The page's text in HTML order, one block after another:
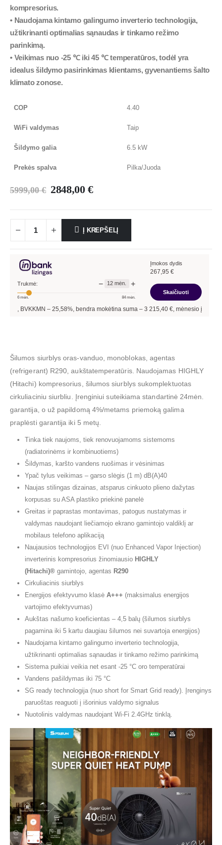
kompresorius.
• Naudojama kintamo galingumo inverterio technologija,
užtikrinanti optimalias sąnaudas ir tinkamo režimo
parinkimą.
• Veikimas nuo -25 ℃ iki 45 ℃ temperatūros, todėl yra
idealus šildymo pasirinkimas klientams, gyvenantiems šalto
klimato zonose.
COP 4.40
WiFi valdymas Taip
Šildymo galia 6.5 kW
Prekės spalva Pilka/Juoda
5999,00€ 2848,00 €
Į KREPŠELĮ
Trukmė: − 12 mėn. +
6 mėn. 84mėn.
Įmokos dydis
267,95 €
Skaičiuoti
25,58%, bendra mokėtina suma –3 215,40€, mėnesio įmoka –267,95€.
Šilumos siurblys oras-vanduo, monoblokas, agentas
(refrigerant) R290, aukštatemperatūris. Naudojamas HIGHLY
(Hitachi) kompresorius, šilumos siurblys sukomplektuotas
cirkuliaciniu siurbliu. Įrenginiui suteikiama standartinė 24mėn.
garantija, o už papildomą 4%/metams priemoką galima
praplėsti garantija iki 5 metų.
Tinka tiek naujoms, tiek renovuojamoms sistemoms
(radiatorinėms ir kombinuotiems)
Šildymas, karšto vandens ruošimas ir vėsinimas
Ypač tylus veikimas – garso slėgis (1 m) dB(A)40
Naujas stilingas dizainas, atsparus cinkuoto plieno dažytas
korpusas su ASA plastiko priekinė panelė
Greitas ir paprastas montavimas, patogus nustatymas ir
valdymas naudojant liečiamojo ekrano gamintojo valdiklį ar
mobilaus telefono aplikaciją
Naujausios technologijos EVI (nuo Enhanced Vapor Injection)
inverterinis kompresorius žinomiausio HIGHLY
(Hitachi)®gamintojo, agentas R290
Cirkuliacinis siurblys
Energijos efektyvumo klasė A+++ (maksimalus energijos
vartojimo efektyvumas)
Aukštas našumo koeficientas – 4,5 balų (šilumos siurblys
pagamina iki 5 kartu daugiau šilumos nei suvartoja energijos)
Naudojama kintamo galingumo inverterio technologija,
užtikrinanti optimalias sąnaudas ir tinkamo režimo parinkimą
Sistema puikiai veikia net esant -25 °C oro temperatūrai
Vandens pašildymas iki 75 °C
SG ready technologija (nuo short for Smart Grid ready). Įrenginys
paruoštas reaguoti į išorinius valdymo signalus
Nuotolinis valdymas naudojant Wi-Fi 2.4GHz tinklą.